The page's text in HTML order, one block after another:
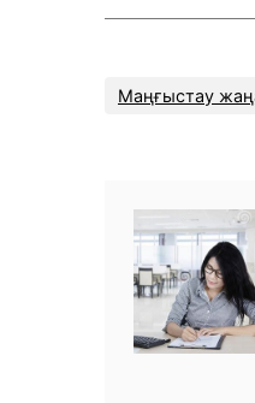
Маңғыстау